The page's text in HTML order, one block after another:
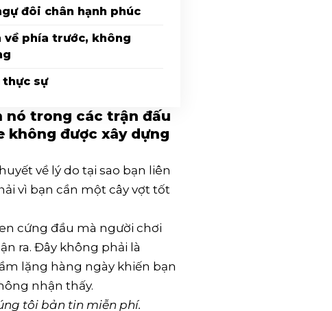
đôi chân hạnh phúc
về phía trước, không
thực sự
nó trong các trận đấu
không được xây dựng
về lý do tại sao bạn liên
vì bạn cần một cây vợt tốt
cứng đầu mà người chơi
ra. Đây không phải là
lặng hàng ngày khiến bạn
nhận thấy.
tôi bản tin miễn phí.